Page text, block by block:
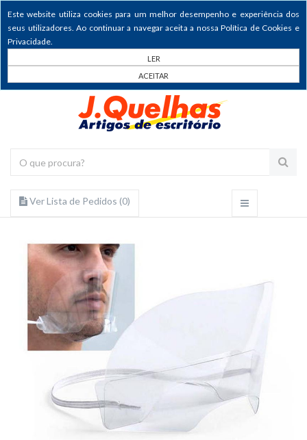
Este website utiliza cookies para um melhor desempenho e experiência dos
seus utilizadores. Ao continuar a navegar aceita a nossa Política de Cookies e
Privacidade.
LER
ACEITAR
Ver Lista de Pedidos (0)